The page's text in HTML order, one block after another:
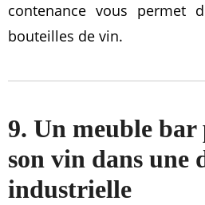
contenance vous permet
bouteilles de vin.
9. Un meuble
son vin dans une
industrielle